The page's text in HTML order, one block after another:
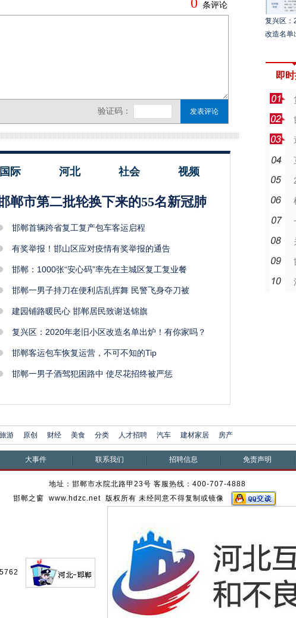
国际 河北 社会 视频
郸市第二批轮换下来的55名新冠肺
邯郸首辆跨省复工复产包车客运启程
有奖举报！邯山区应对疫情有奖举报的通告
邯郸：1000张“安心码”率先在主城区复工复业餐
邯郸一男子持刀在便利店乱挥舞 民警飞身夺刀被
建园铺路暖民心 邯郸居民致谢送锦旗
复兴区：2020年老旧小区改造名单出炉！有你家吗？
邯郸客运包车恢复运营，不可不知的Tip
邯郸一男子酒驾犯困路中 使尽花招终被严惩
复兴区：
改造名单
即
旅游 原创 财经 美食 分类 人才招聘 汽车 建材家居 房产
大事件 联系我们 招聘信息 免责声明
地址：邯郸市水院北路甲23号 客服热线：400-707-4888
邯郸之窗 www.hdzc.net 版权所有 未经同意不得复制或镜像